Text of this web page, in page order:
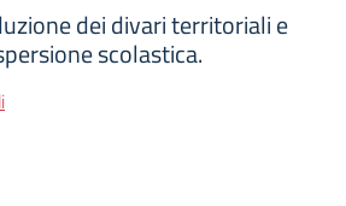
dei divari territoriali e
scolastica.